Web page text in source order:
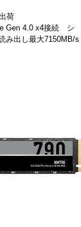
荷
Gen 4.0 x4接続 シ
み出し最大7150MB/s